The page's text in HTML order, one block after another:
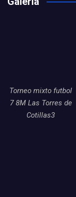
Torneo mixto futbol
7 8M Las Torres de
Cotillas3